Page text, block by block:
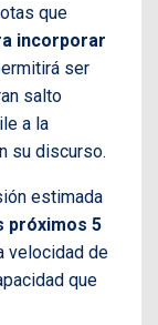
que
incorporar
ser
salto
a la
su discurso.
estimada
próximos 5
velocidad de
que